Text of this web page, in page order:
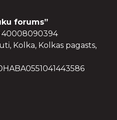
forums”
40008090394
Kolka, Kolkas pagasts,